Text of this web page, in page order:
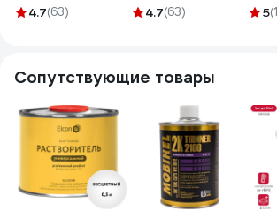
4300002141
4.7(63)
коричневый; 20
4.7(63)
ГФ-5
Сопутствующие товары